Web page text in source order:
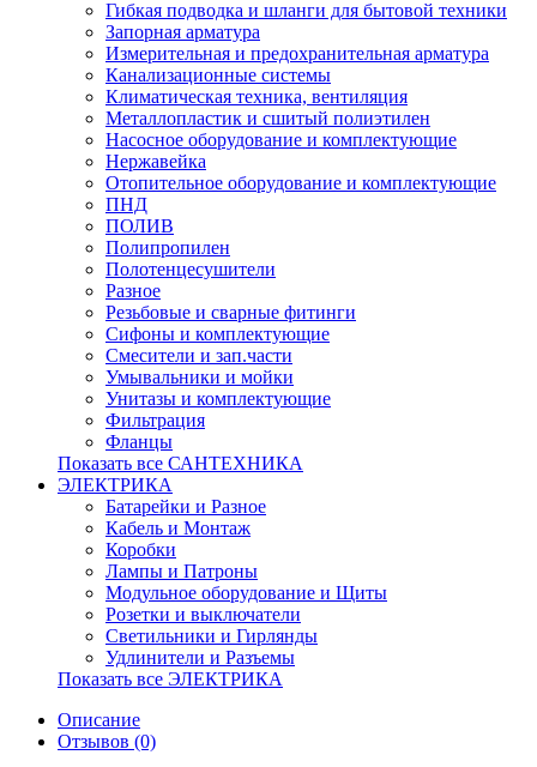
Гибкая подводка и шланги для бытовой техники
Запорная арматура
Измерительная и предохранительная арматура
Канализационные системы
Климатическая техника, вентиляция
Металлопластик и сшитый полиэтилен
Насосное оборудование и комплектующие
Нержавейка
Отопительное оборудование и комплектующие
ПНД
ПОЛИВ
Полипропилен
Полотенцесушители
Разное
Резьбовые и сварные фитинги
Сифоны и комплектующие
Смесители и зап.части
Умывальники и мойки
Унитазы и комплектующие
Фильтрация
Фланцы
Показать все САНТЕХНИКА
ЭЛЕКТРИКА
Батарейки и Разное
Кабель и Монтаж
Коробки
Лампы и Патроны
Модульное оборудование и Щиты
Розетки и выключатели
Светильники и Гирлянды
Удлинители и Разъемы
Показать все ЭЛЕКТРИКА
Описание
Отзывов (0)